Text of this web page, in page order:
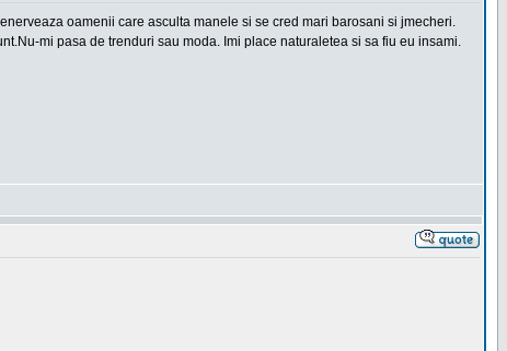
oamenii care asculta manele si se cred mari barosani si jmecheri.
mi pasa de trenduri sau moda. Imi place naturaletea si sa fiu eu insami.